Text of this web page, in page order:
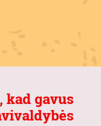
kad gavus